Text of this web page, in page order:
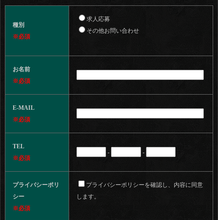
種別
※必須
求人応募
その他お問い合わせ
お名前
※必須
E-MAIL
※必須
TEL
※必須
- -
プライバシーポリ
シー
※必須
プライバシーポリシーを確認し、内容に同意
します。